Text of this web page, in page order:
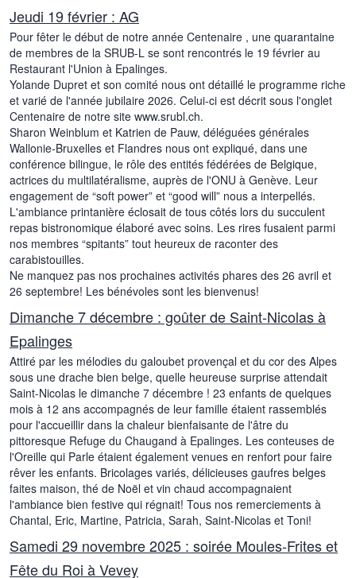
Jeudi 19 février : AG
Pour fêter le début de notre année Centenaire , une quarantaine
de membres de la SRUB-L se sont rencontrés le 19 février au
Restaurant l'Union à Epalinges.
Yolande Dupret et son comité nous ont détaillé le programme riche
et varié de l'année jubilaire 2026. Celui-ci est décrit sous l'onglet
Centenaire de notre site www.srubl.ch.
Sharon Weinblum et Katrien de Pauw, déléguées générales
Wallonie-Bruxelles et Flandres nous ont expliqué, dans une
conférence bilingue, le rôle des entités fédérées de Belgique,
actrices du multilatéralisme, auprès de l'ONU à Genève. Leur
engagement de “soft power” et “good will” nous a interpellés.
L'ambiance printanière éclosait de tous côtés lors du succulent
repas bistronomique élaboré avec soins. Les rires fusaient parmi
nos membres “spitants” tout heureux de raconter des
carabistouilles.
Ne manquez pas nos prochaines activités phares des 26 avril et
26 septembre! Les bénévoles sont les bienvenus!
Dimanche 7 décembre : goûter de Saint-Nicolas à
Epalinges
Attiré par les mélodies du galoubet provençal et du cor des Alpes
sous une drache bien belge, quelle heureuse surprise attendait
Saint-Nicolas le dimanche 7 décembre ! 23 enfants de quelques
mois à 12 ans accompagnés de leur famille étaient rassemblés
pour l'accueillir dans la chaleur bienfaisante de l'âtre du
pittoresque Refuge du Chaugand à Epalinges. Les conteuses de
l'Oreille qui Parle étaient également venues en renfort pour faire
rêver les enfants. Bricolages variés, délicieuses gaufres belges
faites maison, thé de Noël et vin chaud accompagnaient
l'ambiance bien festive qui régnait! Tous nos remerciements à
Chantal, Eric, Martine, Patricia, Sarah, Saint-Nicolas et Toni!
Samedi 29 novembre 2025 : soirée Moules-Frites et
Fête du Roi à Vevey